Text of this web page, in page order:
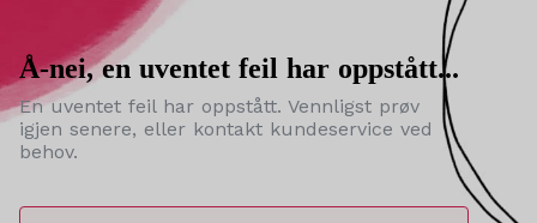
Å-nei, en uventet feil har oppstått...
En uventet feil har oppstått. Vennligst prøv
igjen senere, eller kontakt kundeservice ved
behov.